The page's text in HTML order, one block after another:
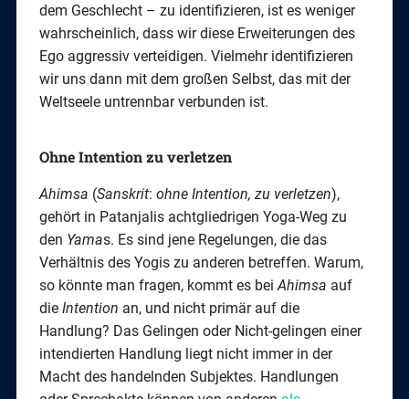
dem Geschlecht – zu identifizieren, ist es weniger
wahrscheinlich, dass wir diese Erweiterungen des
Ego aggressiv verteidigen. Vielmehr identifizieren
wir uns dann mit dem großen Selbst, das mit der
Weltseele untrennbar verbunden ist.
Ohne Intention zu verletzen
Ahimsa (Sanskrit: ohne Intention, zu verletzen),
gehört in Patanjalis achtgliedrigen Yoga-Weg zu
den Yamas. Es sind jene Regelungen, die das
Verhältnis des Yogis zu anderen betreffen. Warum,
so könnte man fragen, kommt es beiAhimsa auf
die Intention an, und nicht primär auf die
Handlung? Das Gelingen oder Nicht-gelingen einer
intendierten Handlung liegt nicht immer in der
Macht des handelnden Subjektes. Handlungen